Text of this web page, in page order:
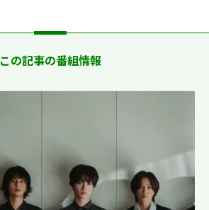
この記事の番組情報